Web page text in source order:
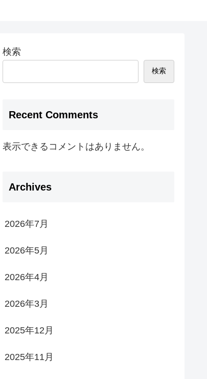
検索
検索
Recent Comments
表示できるコメントはありません。
Archives
2026年7月
2026年5月
2026年4月
2026年3月
2025年12月
2025年11月